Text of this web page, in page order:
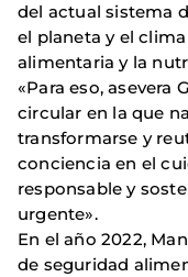
del actual sistema
el planeta y el
alimentaria y la
«Para eso,
circular en la que
transformarse y
conciencia en el
responsable y
urgente».
En el año 2022,
de seguridad